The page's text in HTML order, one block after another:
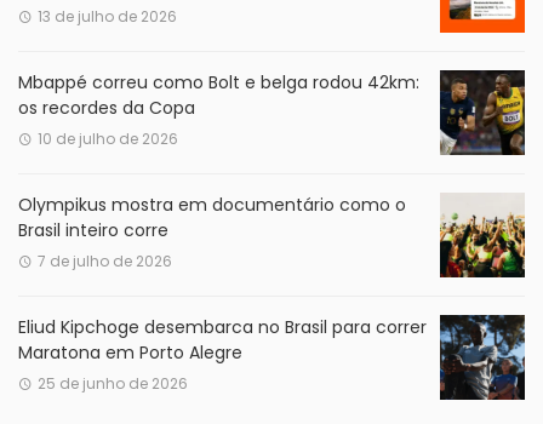
13 de julho de 2026
Mbappé correu como Bolt e belga rodou 42km:
os recordes da Copa
10 de julho de 2026
Olympikus mostra em documentário como o
Brasil inteiro corre
7 de julho de 2026
Eliud Kipchoge desembarca no Brasil para correr
Maratona em Porto Alegre
25 de junho de 2026